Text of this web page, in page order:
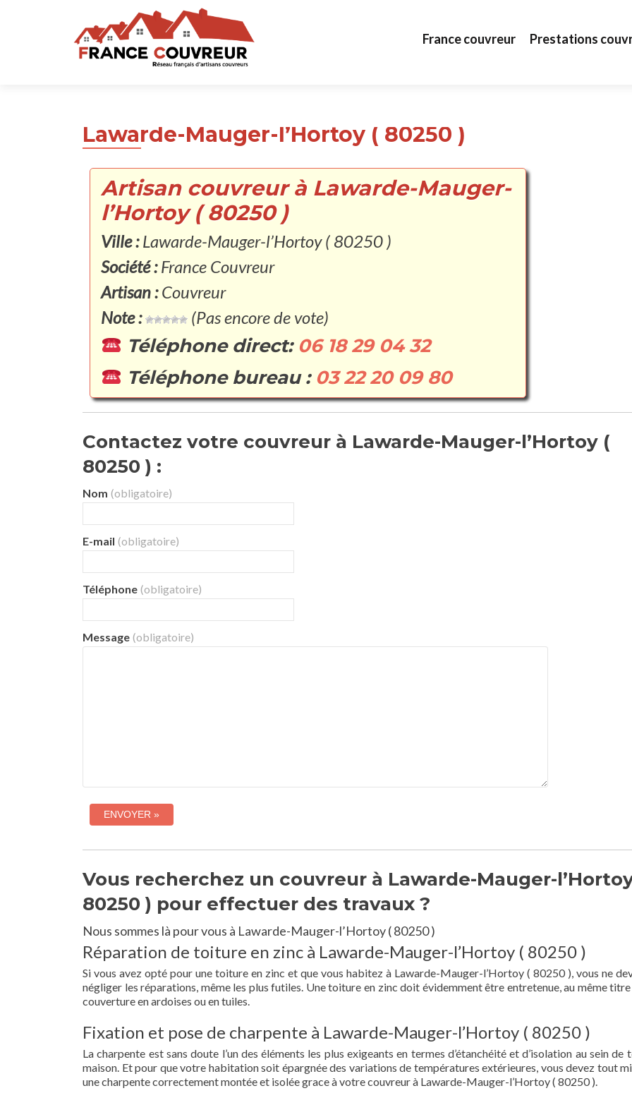
France couvreur Prestations
Lawarde-Mauger-l’Hortoy ( 80250 )
Artisan couvreur à Lawarde-Mauger-
l’Hortoy ( 80250 )
Ville :Lawarde-Mauger-l’Hortoy ( 80250 )
Société :France Couvreur
Artisan :Couvreur
Note :
(Pas encore de vote)
Téléphone direct: 06 18 29 04 32
Téléphone bureau : 03 22 20 09 80
Contactez votre couvreur à Lawarde-Mauger-l’Hortoy (
80250 ) :
Nom (obligatoire)
E-mail (obligatoire)
Téléphone (obligatoire)
Message (obligatoire)
Vous recherchez un couvreur à Lawarde-Mauger-
80250 ) pour effectuer des travaux ?
Nous sommes là pour vous à Lawarde-Mauger-l’Hortoy ( 80250 )
Réparation de toiture en zinc à Lawarde-Mauger-l’Hortoy ( 80250 )
Si vous avez opté pour une toiture en zinc et que vous habitez à Lawarde-Mauger-l’Hortoy ( 80250 ), vous ne
négliger les réparations, même les plus futiles. Une toiture en zinc doit évidemment être entretenue, au même titre
couverture en ardoises ou en tuiles.
Fixation et pose de charpente à Lawarde-Mauger-l’Hortoy ( 80250 )
La charpente est sans doute l’un des éléments les plus exigeants en termes d’étanchéité et d’isolation au sein de
maison. Et pour que votre habitation soit épargnée des variations de températures extérieures, vous devez tout
une charpente correctement montée et isolée grace à votre couvreur à Lawarde-Mauger-l’Hortoy ( 80250 ).